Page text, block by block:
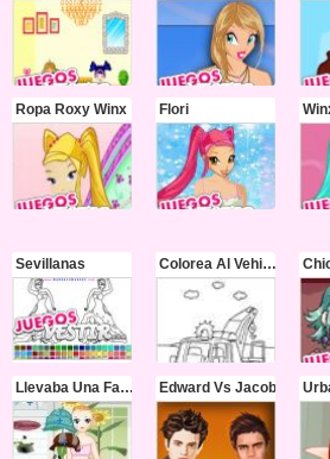
Ropa Roxy Winx Flori
Sevillanas Colorea Al Vehiculo De Emergencia
Llevaba Una Falda Edward Vs Jacob